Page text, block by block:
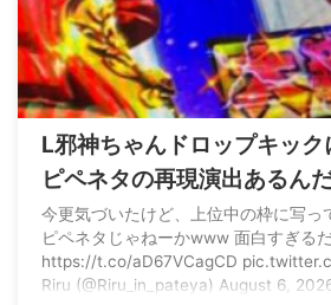
L邪神ちゃんドロップキッ
ピペネタの再現演出あるん
今更気づいたけど、上位中の枠に写っ
ピペネタじゃねーかwww 面白すぎる
https://t.co/aD67VCagCD
Riru (@Riru_in_pateya) August 6,